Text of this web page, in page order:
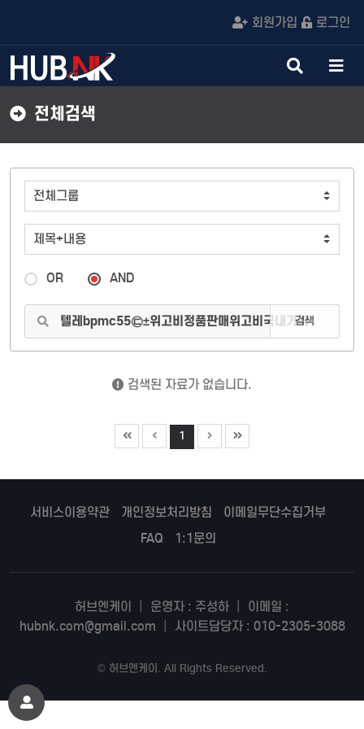
회원가입 로그인
검
색
메
뉴
전체검색
OR AND
검색
검색된 자료가 없습니다.
1
서비스이용약관 개인정보처리방침
이메일무단수집거부
FAQ
1:1문의
허브엔케이 운영자 : 주성하
이메일 :
hubnk.com@gmail.com
사이트담당자 : 010-2305-3088
© 허브엔케이 . All Rights Reserved.